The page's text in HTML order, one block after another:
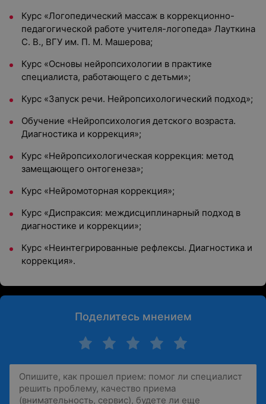
Курс «Логопедический массаж в коррекционно-
педагогической работе учителя-логопеда» Лауткина
С. В., ВГУ им. П. М. Машерова;
Курс «Основы нейропсихологии в практике
специалиста, работающего с детьми»;
Курс «Запуск речи. Нейропсихологический подход»;
Обучение «Нейропсихология детского возраста.
Диагностика и коррекция»;
Курс «Нейропсихологическая коррекция: метод
замещающего онтогенеза»;
Курс «Нейромоторная коррекция»;
Курс «Диспраксия: междисциплинарный подход в
диагностике и коррекции»;
Курс «Неинтегрированные рефлексы. Диагностика и
коррекция».
Поделитесь мнением